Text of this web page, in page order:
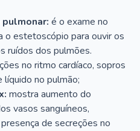
é o exame no
o estetoscópio para ouvir os
ruídos dos pulmões.
no ritmo cardíaco, sopros
líquido no pulmão;
mostra aumento do
vasos sanguíneos,
de secreções no